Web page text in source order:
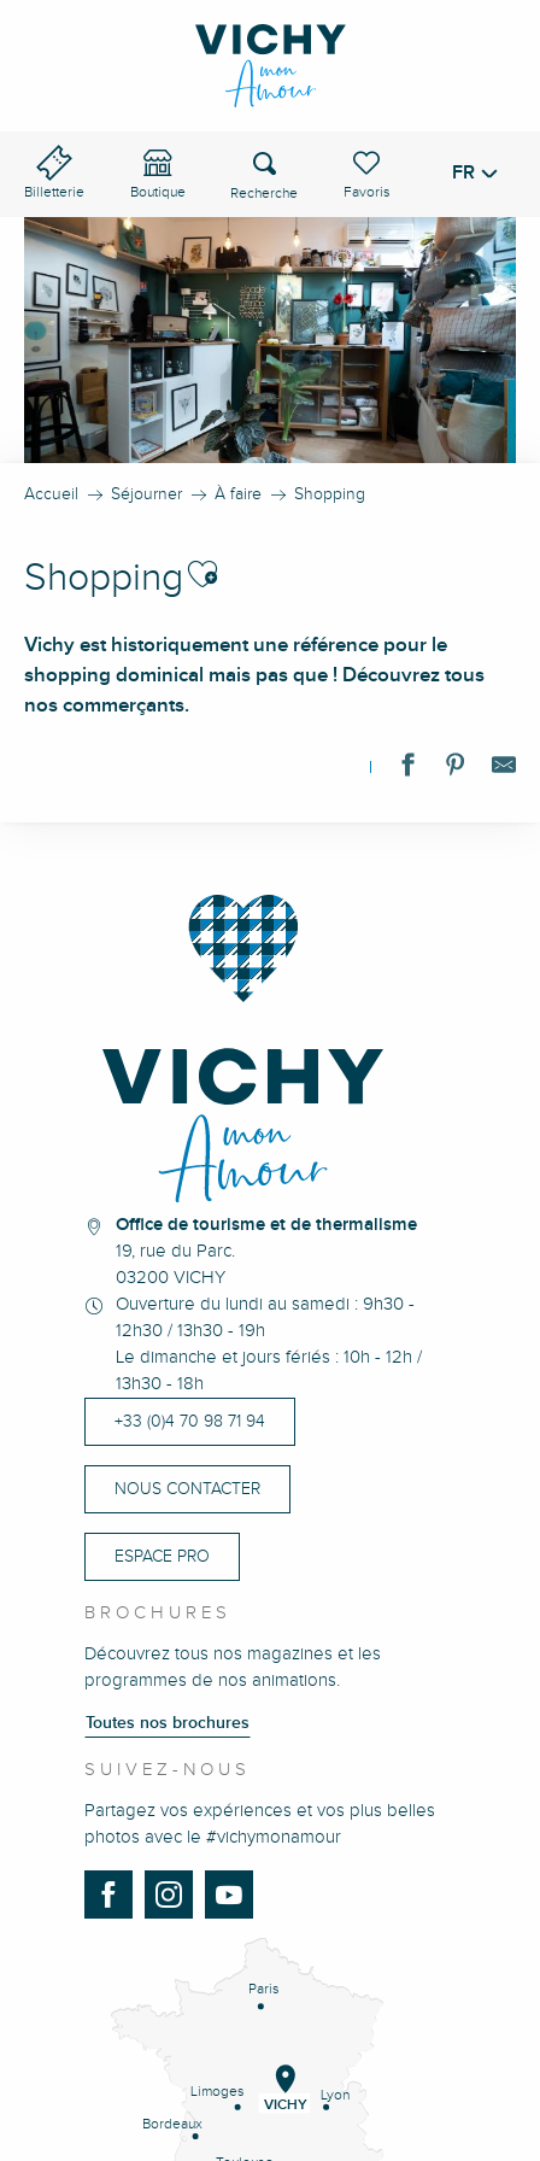
Billetterie Boutique
Voir les favoris
Recherche FR
Accueil Séjourner À faire Shopping
Shopping Ajouter aux favoris
Vichy est historiquement une référence pour le
shopping dominical mais pas que ! Découvrez tous
nos commerçants.
L'Atelier Cuir de Jean - La Kourone
Village Vélo à la Rotonde
Confiserie Moinet
Club Nautique de Vichy
Office de tourisme et de thermalisme
19, rue du Parc.
03200 VICHY
Ouverture du lundi au samedi : 9h30 -
12h30 / 13h30 - 19h
Le dimanche et jours fériés : 10h - 12h /
13h30 - 18h
+33 (0)4 70 98 71 94
NOUS CONTACTER
ESPACE PRO
BROCHURES
Découvrez tous nos magazines et les
programmes de nos animations.
Toutes nos brochures
SUIVEZ-NOUS
Partagez vos expériences et vos plus belles
photos avec le #vichymonamour
Paris
Lyon
Limoges
Bordeaux
VICHY